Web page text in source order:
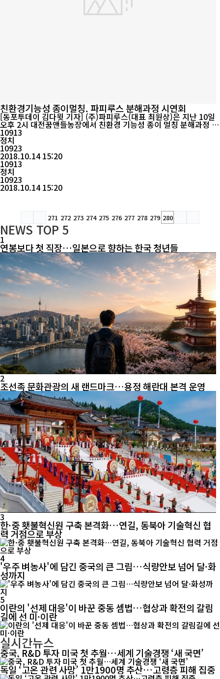
친환경기능성 종이멀칭. 파피루스 분해과정 시연회
[동포투데이 김다윗 기자] (주)파피루스(대표 최원상)은 지난 10일
오후 2시 대전꿈앤들농장에서 친환경 기능성 종이 멀칭 분해과정 시
연회를 갖았다. 이번행사는 개발자인 우창정 박사의 제안으로 이루
어졌으며, (주)G&K korea(대표오영숙)가 경북 영덕에 약 80만평
의 고령토 광산 채굴권을 소유하고 있으며 (주)파파루스가 판매를
담당한다. 파피루스 최원상대표는 "종이 멀칭은 폐비닐의 방치로 농
촌 토양의 심각한...
10913
정치
10923
2018.10.14 15:20
10913
정치
10923
2018.10.14 15:20
271 272 273 274 275 276 277 278 279 280
NEWS TOP 5
1
연봉보다 첫 직장…일본으로 향하는 한국 청년들
2
조선족 문화관광의 새 랜드마크…용정 해란대 본격 운영
3
한·중 횃불혁신원 구축 본격화…연길, 동북아 기술혁신 협
력 거점으로 부상
4
'우주 벼농사'에 담긴 중국의 큰 그림…식량안보 넘어 달·화
성까지
5
이란의 '선제 대응'이 바꾼 중동 셈법…협상과 확전의 갈림
길에 선 미·이란
실시간뉴스
중국, R&D 투자 미국 첫 추월…세계 기술경쟁 ‘새 국면’
독일 ‘고온 관련 사망’ 1만1900명 추산…고령층 피해 집중